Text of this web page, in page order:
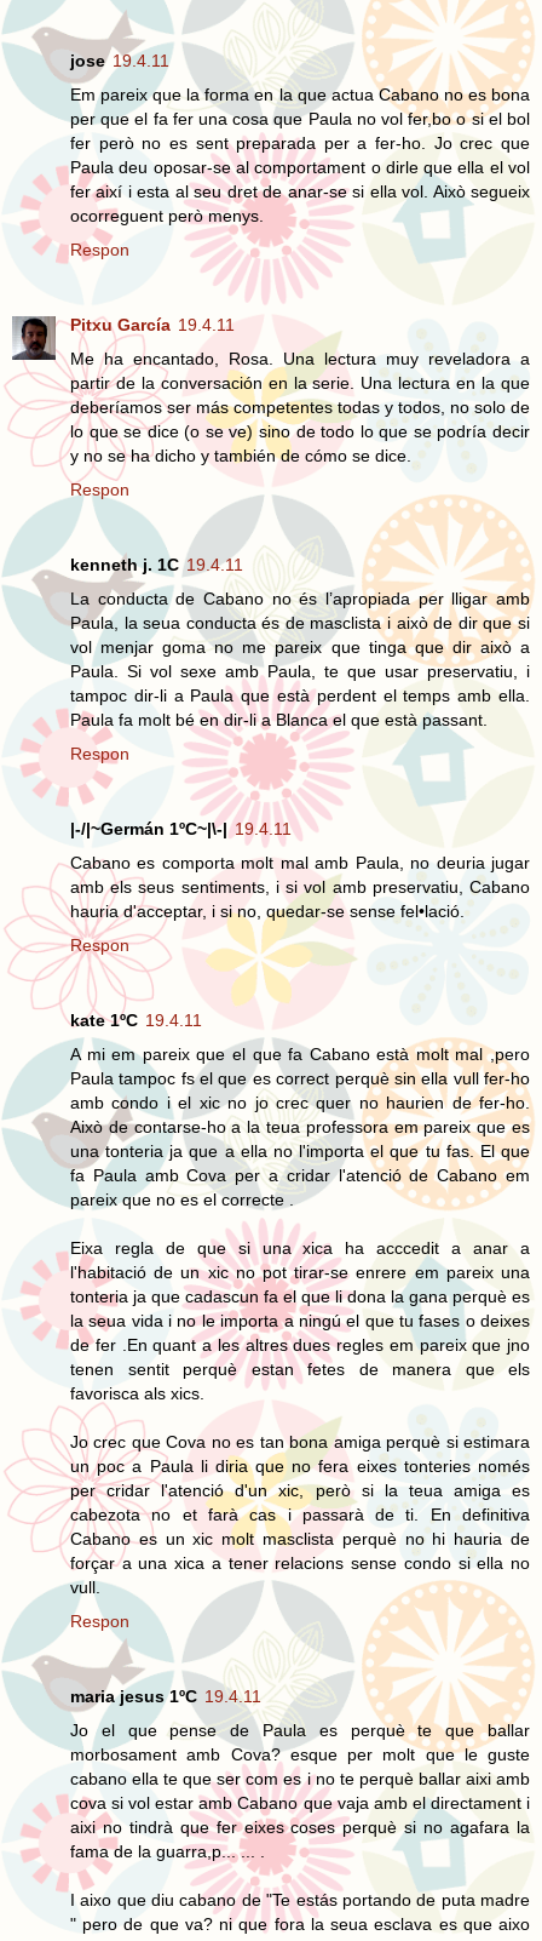
jose 19.4.11
Em pareix que la forma en la que actua Cabano no es bona
per que el fa fer una cosa que Paula no vol fer,bo o si el bol
fer però no es sent preparada per a fer-ho. Jo crec que
Paula deu oposar-se al comportament o dirle que ella el vol
fer així i esta al seu dret de anar-se si ella vol. Això segueix
ocorreguent però menys.
Respon
Pitxu García 19.4.11
Me ha encantado, Rosa. Una lectura muy reveladora a
partir de la conversación en la serie. Una lectura en la que
deberíamos ser más competentes todas y todos, no solo de
lo que se dice (o se ve) sino de todo lo que se podría decir
y no se ha dicho y también de cómo se dice.
Respon
kenneth j. 1C 19.4.11
La conducta de Cabano no és l’apropiada per lligar amb
Paula, la seua conducta és de masclista i això de dir que si
vol menjar goma no me pareix que tinga que dir això a
Paula. Si vol sexe amb Paula, te que usar preservatiu, i
tampoc dir-li a Paula que està perdent el temps amb ella.
Paula fa molt bé en dir-li a Blanca el que està passant.
Respon
|-/|~Germán 1ºC~|\-| 19.4.11
Cabano es comporta molt mal amb Paula, no deuria jugar
amb els seus sentiments, i si vol amb preservatiu, Cabano
hauria d'acceptar, i si no, quedar-se sense fel•lació.
Respon
kate 1ºC 19.4.11
A mi em pareix que el que fa Cabano està molt mal ,pero
Paula tampoc fs el que es correct perquè sin ella vull fer-ho
amb condo i el xic no jo crec quer no haurien de fer-ho.
Això de contarse-ho a la teua professora em pareix que es
una tonteria ja que a ella no l'importa el que tu fas. El que
fa Paula amb Cova per a cridar l'atenció de Cabano em
pareix que no es el correcte .
Eixa regla de que si una xica ha acccedit a anar a
l'habitació de un xic no pot tirar-se enrere em pareix una
tonteria ja que cadascun fa el que li dona la gana perquè es
la seua vida i no le importa a ningú el que tu fases o deixes
de fer .En quant a les altres dues regles em pareix que jno
tenen sentit perquè estan fetes de manera que els
favorisca als xics.
Jo crec que Cova no es tan bona amiga perquè si estimara
un poc a Paula li diria que no fera eixes tonteries només
per cridar l'atenció d'un xic, però si la teua amiga es
cabezota no et farà cas i passarà de ti. En definitiva
Cabano es un xic molt masclista perquè no hi hauria de
forçar a una xica a tener relacions sense condo si ella no
vull.
Respon
maria jesus 1ºC 19.4.11
Jo el que pense de Paula es perquè te que ballar
morbosament amb Cova? esque per molt que le guste
cabano ella te que ser com es i no te perquè ballar aixi amb
cova si vol estar amb Cabano que vaja amb el directament i
aixi no tindrà que fer eixes coses perquè si no agafara la
fama de la guarra,p... ... .
I aixo que diu cabano de "Te estás portando de puta madre
" pero de que va? ni que fora la seua esclava es que aixo